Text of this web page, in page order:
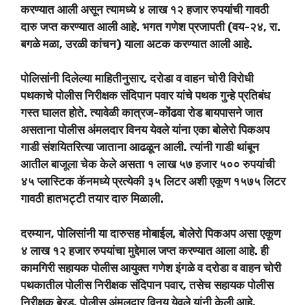
करण्यात आली असून त्यामध्ये ४ लाख १२ हजार रुपयांची गावठी
दारु जप्त करण्यात आली आहे. भगत गणेश प्रजापती (वय-२४, रा.
बगळे मळा, उरळी कांचन) याला अटक करण्यात आली आहे.
पोलिसांनी दिलेल्या माहितीनुसार, दरोडा व वाहन चोरी विरोधी
पथकाचे पोलीस निरीक्षक संदिपान पवार यांचे पथक गुन्हे प्रतिबंध
गस्त घालत होते. त्यावेळी कात्रज-कोंढवा रोड बायपासने जात
असताना पोलीस अंमलदार विनय येवले यांना एका बोलेरो पिकअप
गाडी संशयितरित्या जाताना आढळून आली. त्यांनी गाडी थांबून
आतील बाजूला चेक केले असता १ लाख ५७ हजार ५०० रुपयांची
४५ प्लास्टिक कॅनमध्ये प्रत्येकी ३५ लिटर अशी एकूण १५७५ लिटर
गावठी हातभट्टी तयार दारु मिळाली.
दरम्यान, पोलिसांनी या दारुसह मोबाईल, बोलेरो पिकअप असा एकूण
४ लाख १२ हजार रुपयांचा मुद्देमाल जप्त करण्यात आला आहे. ही
कामगिरी सहायक पोलीस आयुक्त गणेश इंगळे व दरोडा व वाहन चोरी
पथकातील पोलीस निरीक्षक संदिपान पवार, तसेच सहायक पोलीस
निरीक्षक बेरड, पोलीस अंमलदार विनय येवले यांनी केली आहे.